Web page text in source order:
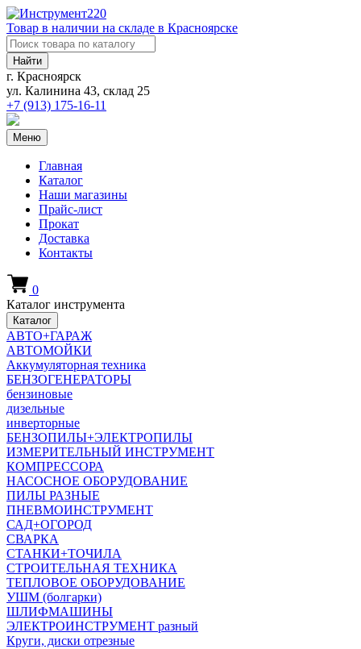
Товар в наличии на складе в Красноярске
Найти
г. Красноярск
ул. Калинина 43, склад 25
+7 (913) 175-16-11
Меню
Главная
Каталог
Наши магазины
Прайс-лист
Прокат
Доставка
Контакты
0
Каталог инструмента
Каталог
АВТО+ГАРАЖ
АВТОМОЙКИ
Аккумуляторная техника
БЕНЗОГЕНЕРАТОРЫ
бензиновые
дизельные
инверторные
БЕНЗОПИЛЫ+ЭЛЕКТРОПИЛЫ
ИЗМЕРИТЕЛЬНЫЙ ИНСТРУМЕНТ
КОМПРЕССОРА
НАСОСНОЕ ОБОРУДОВАНИЕ
ПИЛЫ РАЗНЫЕ
ПНЕВМОИНСТРУМЕНТ
САД+ОГОРОД
СВАРКА
СТАНКИ+ТОЧИЛА
СТРОИТЕЛЬНАЯ ТЕХНИКА
ТЕПЛОВОЕ ОБОРУДОВАНИЕ
УШМ (болгарки)
ШЛИФМАШИНЫ
ЭЛЕКТРОИНСТРУМЕНТ разный
Круги, диски отрезные